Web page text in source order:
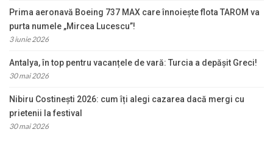
Prima aeronavă Boeing 737 MAX care înnoiește flota TAROM va
purta numele „Mircea Lucescu”!
3 iunie 2026
Antalya, în top pentru vacanțele de vară: Turcia a depășit Greci!
30 mai 2026
Nibiru Costinești 2026: cum îți alegi cazarea dacă mergi cu
prietenii la festival
30 mai 2026